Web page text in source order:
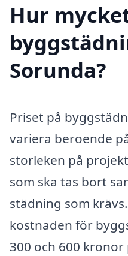
Hur
Sorunda?
Priset på
variera beroende
storleken på
som ska tas bort
städning som
kostnaden för
300 och 600